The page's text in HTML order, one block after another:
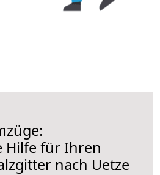
Hilfe für Ihren
nach Uetze